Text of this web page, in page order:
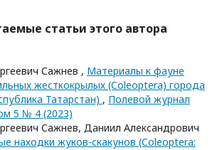
статьи этого автора
Сажнев , Материалы к фауне
жесткокрылых (Coleoptera) города
Татарстан) , Полевой журнал
5 № 4 (2023)
Сажнев, Даниил Александрович
находки жуков-скакунов (Coleoptera: